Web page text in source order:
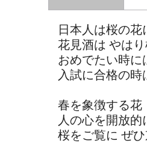
日本人は桜の
花見酒は やは
おめでたい時に
入試に合格の
春を象徴する花
人の心を開放
桜をご覧に ぜ